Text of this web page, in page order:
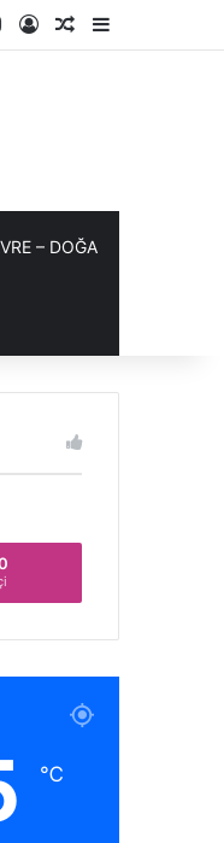
InstagramKayıt OlRastgele Makale
– DOĞA
℃